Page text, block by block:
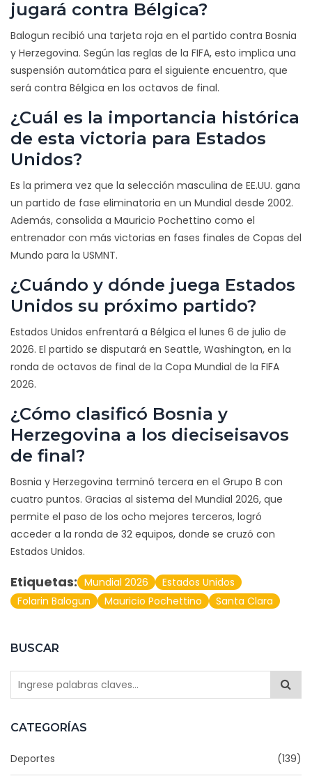
BUSCAR
CATEGORÍAS
Deportes (139)
jugará contra Bélgica?
Balogun recibió una tarjeta roja en el partido contra Bosnia
y Herzegovina. Según las reglas de la FIFA, esto implica una
suspensión automática para el siguiente encuentro, que
será contra Bélgica en los octavos de final.
¿Cuál es la importancia histórica
de esta victoria para Estados
Unidos?
Es la primera vez que la selección masculina de EE.UU. gana
un partido de fase eliminatoria en un Mundial desde 2002.
Además, consolida a Mauricio Pochettino como el
entrenador con más victorias en fases finales de Copas del
Mundo para la USMNT.
¿Cuándo y dónde juega Estados
Unidos su próximo partido?
Estados Unidos enfrentará a Bélgica el lunes 6 de julio de
2026. El partido se disputará en Seattle, Washington, en la
ronda de octavos de final de la Copa Mundial de la FIFA
2026.
¿Cómo clasificó Bosnia y
Herzegovina a los dieciseisavos
de final?
Bosnia y Herzegovina terminó tercera en el Grupo B con
cuatro puntos. Gracias al sistema del Mundial 2026, que
permite el paso de los ocho mejores terceros, logró
acceder a la ronda de 32 equipos, donde se cruzó con
Estados Unidos.
Etiquetas: Mundial 2026
Estados Unidos
Folarin Balogun
Mauricio Pochettino Santa Clara